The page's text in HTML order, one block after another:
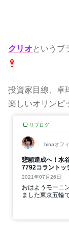
クリオ というブ
投資家目線、卓
楽しいオリンピ